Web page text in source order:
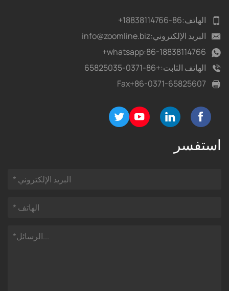
الهاتف:86-18838114766+
البريد الإلكتروني:info@zoomline.biz
whatsapp:86-18838114766+
الهاتف الثابت:+86-0371-65825035
Fax+86-0371-65825607
استفسر